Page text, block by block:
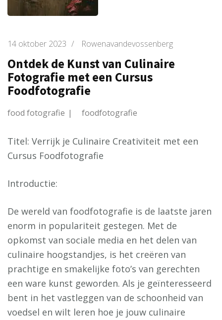
14 oktober 2023 / Rowenavandevossenberg
Ontdek de Kunst van Culinaire
Fotografie met een Cursus
Foodfotografie
food fotografie foodfotografie
Titel: Verrijk je Culinaire Creativiteit met een
Cursus Foodfotografie
Introductie:
De wereld van foodfotografie is de laatste jaren
enorm in populariteit gestegen. Met de
opkomst van sociale media en het delen van
culinaire hoogstandjes, is het creëren van
prachtige en smakelijke foto’s van gerechten
een ware kunst geworden. Als je geïnteresseerd
bent in het vastleggen van de schoonheid van
voedsel en wilt leren hoe je jouw culinaire